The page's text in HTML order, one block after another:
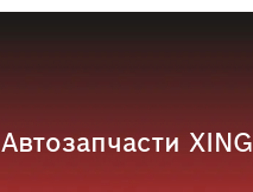
Автозапчасти